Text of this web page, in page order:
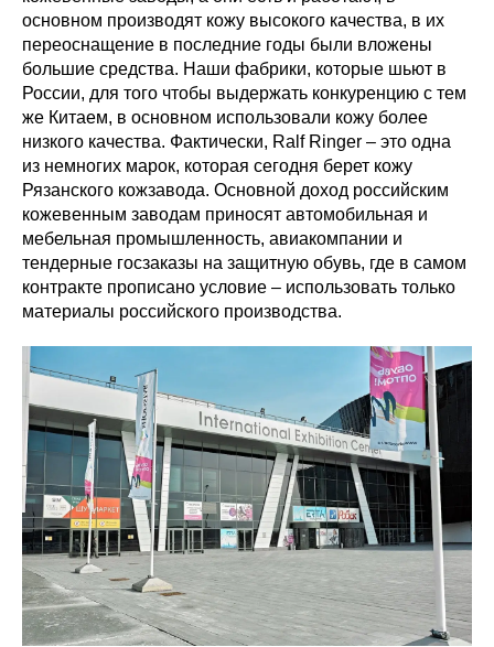
основном производят кожу высокого качества, в их
переоснащение в последние годы были вложены
большие средства. Наши фабрики, которые шьют в
России, для того чтобы выдержать конкуренцию с тем
же Китаем, в основном использовали кожу более
низкого качества. Фактически, Ralf Ringer – это одна
из немногих марок, которая сегодня берет кожу
Рязанского кожзавода. Основной доход российским
кожевенным заводам приносят автомобильная и
мебельная промышленность, авиакомпании и
тендерные госзаказы на защитную обувь, где в самом
контракте прописано условие – использовать только
материалы российского производства.